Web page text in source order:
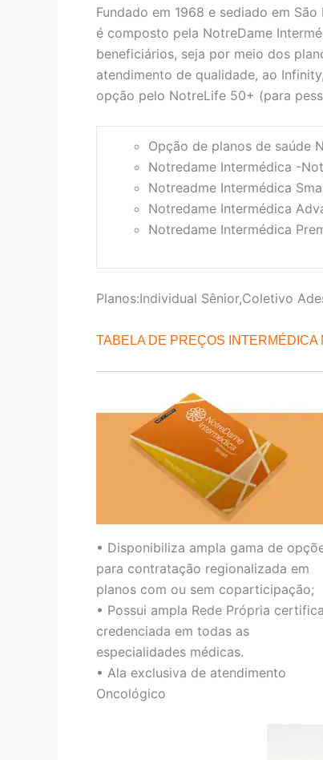
Fundado em 1968 e sediado em
é composto pela NotreDame
beneficiários, seja por meio dos
atendimento de qualidade, ao
opção pelo NotreLife 50+ (para
Opção de planos de saúde
Notredame Intermédica -
Notreadme Intermédica
Notredame Intermédica
Notredame Intermédica
Planos:Individual Sênior,Coletivo
TABELA DE PREÇOS INTERMÉDICA
• Disponibiliza ampla gama de
para contratação regionalizada em
planos com ou sem coparticipação;
• Possui ampla Rede Própria
credenciada em todas as
especialidades médicas.
• Ala exclusiva de atendimento
Oncológico